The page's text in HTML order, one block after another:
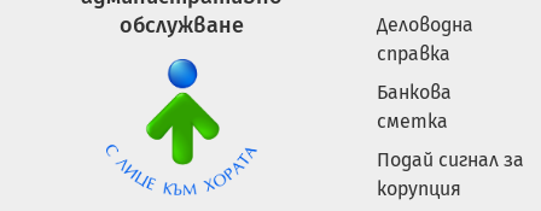
обслужване
Деловодна
справка
Банкова
сметка
Подай сигнал за
корупция